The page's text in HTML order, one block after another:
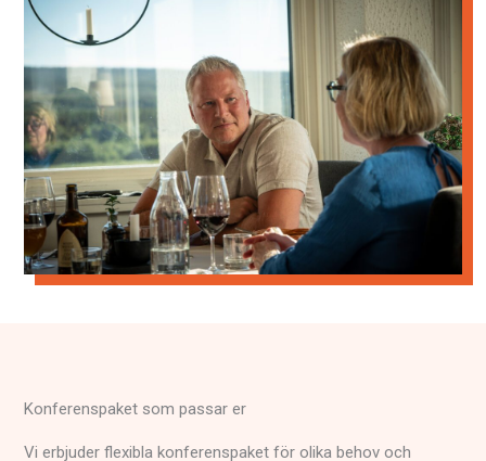
Konferenspaket som passar er
Vi erbjuder flexibla konferenspaket för olika behov och